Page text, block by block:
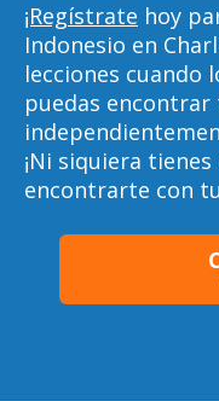
¡Regístrate hoy
Indonesio en
lecciones cuando
puedas
¡Ni siquiera
encontrarte con